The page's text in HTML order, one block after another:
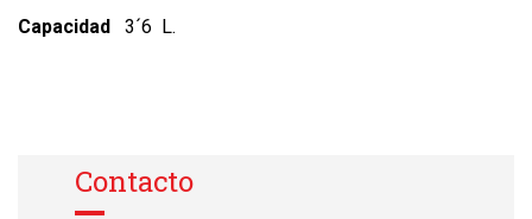
Capacidad 3´6 L.
Contacto